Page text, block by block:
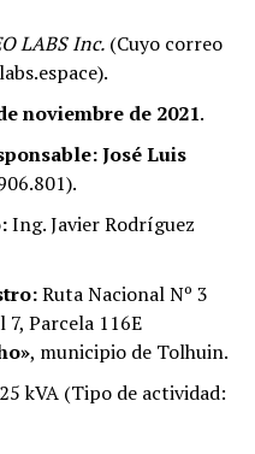
LABS Inc.(Cuyo correo
noviembre de 2021.
José Luis
Ing. Javier Rodríguez
Ruta Nacional Nº 3
7, Parcela 116E
, municipio de Tolhuin.
kVA (Tipo de actividad: